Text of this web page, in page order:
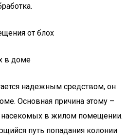
от блох
в доме
надежным средством, он
Основная причина этому –
насекомых в жилом помещении.
путь попадания колонии